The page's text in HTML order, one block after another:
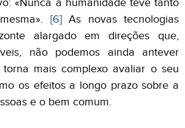
«Nunca a humanidade teve tanto
[6]As novas tecnologias
alargado em direções que,
não podemos ainda antever
torna mais complexo avaliar o seu
os efeitos a longo prazo sobre a
e o bem comum.